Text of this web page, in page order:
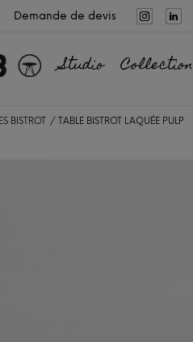
Demande de devis
Studio Collection
BISTROT TABLE BISTROT LAQUÉE PULP